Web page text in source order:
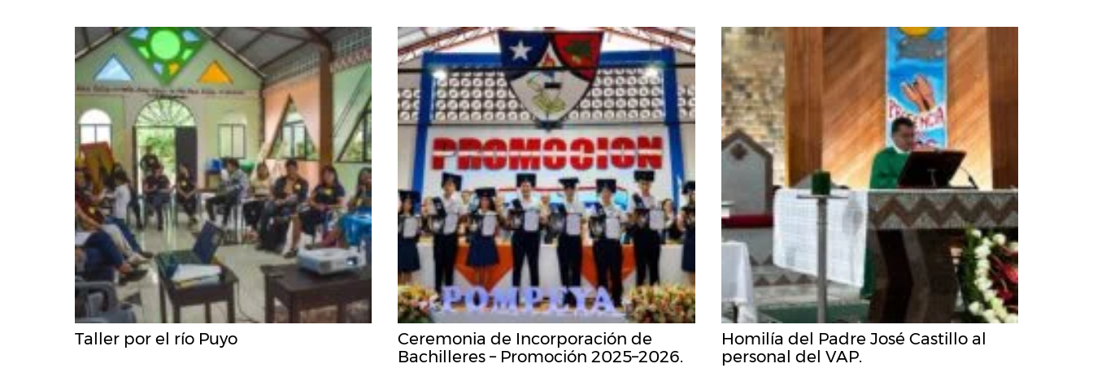
Taller por el río Puyo
Ceremonia de Incorporación de
Bachilleres – Promoción 2025–2026.
Homilía del Padre José Castillo al
personal del VAP.